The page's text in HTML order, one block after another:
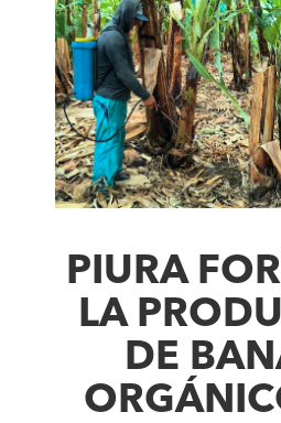
PIURA
LA
DE